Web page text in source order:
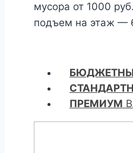
мусора от 1000
подъем на этаж —
ПРЕМИУМ